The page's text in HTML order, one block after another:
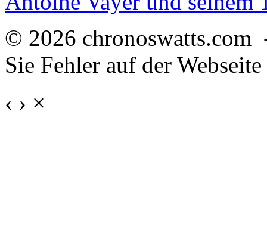
© 2026
Sie Fehler auf der
‹ › ×